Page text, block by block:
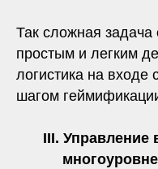
Так сложная
простым и легким
логистика на
шагом
III. Управление